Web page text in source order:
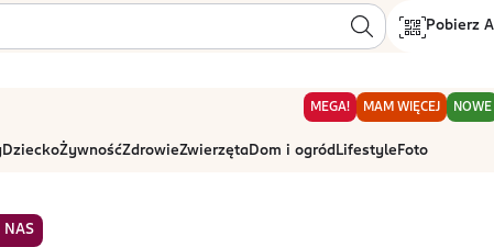
Pobierz
MEGA! MAM WIĘCEJ NOWE
DzieckoŻywnośćZdrowieZwierzętaDom i ogród Lifestyle Foto
NAS